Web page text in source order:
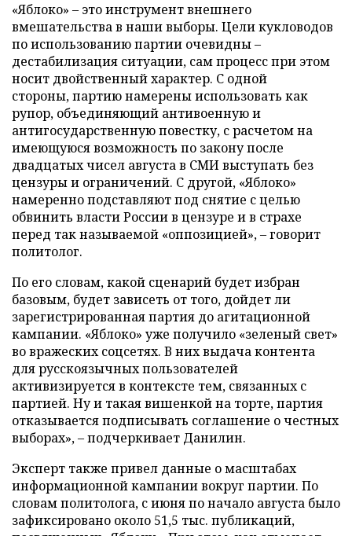
«Яблоко» – это инструмент внешнего
вмешательства в наши выборы. Цели кукловодов
по использованию партии очевидны –
дестабилизация ситуации, сам процесс при этом
носит двойственный характер. С одной
стороны, партию намерены использовать как
рупор, объединяющий антивоенную и
антигосударственную повестку, с расчетом на
имеющуюся возможность по закону после
двадцатых чисел августа в СМИ выступать без
цензуры и ограничений. С другой, «Яблоко»
намеренно подставляют под снятие с целью
обвинить власти России в цензуре и в страхе
перед так называемой «оппозицией», – говорит
политолог.
По его словам, какой сценарий будет избран
базовым, будет зависеть от того, дойдет ли
зарегистрированная партия до агитационной
кампании. «Яблоко» уже получило «зеленый свет»
во вражеских соцсетях. В них выдача контента
для русскоязычных пользователей
активизируется в контексте тем, связанных с
партией. Ну и такая вишенкой на торте, партия
отказывается подписывать соглашение о честных
выборах», – подчеркивает Данилин.
Эксперт также привел данные о масштабах
информационной кампании вокруг партии. По
словам политолога, с июня по начало августа было
зафиксировано около 51,5 тыс. публикаций,